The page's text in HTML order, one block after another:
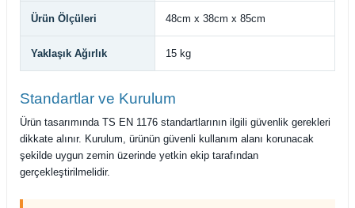
Ürün Ölçüleri 48cm x 38cm x 85cm
Yaklaşık Ağırlık 15 kg
Standartlar ve Kurulum
Ürün tasarımında TS EN 1176 standartlarının ilgili güvenlik gerekleri
dikkate alınır. Kurulum, ürünün güvenli kullanım alanı korunacak
şekilde uygun zemin üzerinde yetkin ekip tarafından
gerçekleştirilmelidir.